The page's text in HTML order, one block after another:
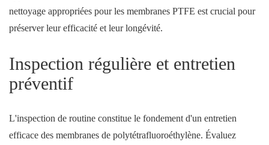
nettoyage appropriées pour les membranes PTFE est crucial pour
préserver leur efficacité et leur longévité.
Inspection régulière et entretien
préventif
L'inspection de routine constitue le fondement d'un entretien
efficace des membranes de polytétrafluoroéthylène. Évaluez